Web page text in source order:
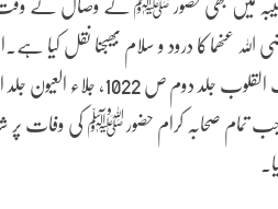
کا درود و سلام بھیجنا نقل کیا
لکھا ہے۔وصال رسول پر سیدنا ابوبکر کا کردارصحیح بخاری 3688”جب تمام صحابہ